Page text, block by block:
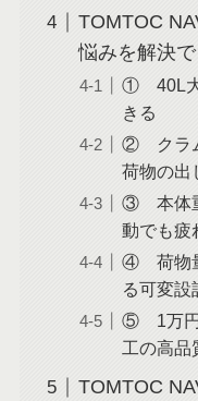
TOMTOC
悩みを解決
① 40L大
きる
② クラム
荷物の出
③ 本体重
動でも疲
④ 荷物量
る可変設
⑤ 1万円
工の高品
TOMTOC